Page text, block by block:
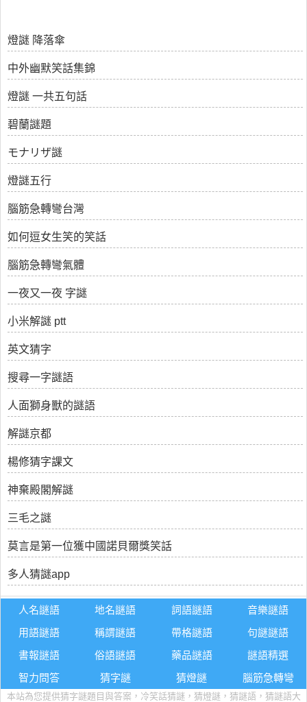
燈謎 降落傘
中外幽默笑話集錦
燈謎 一共五句話
碧蘭謎題
モナリザ謎
燈謎五行
腦筋急轉彎台灣
如何逗女生笑的笑話
腦筋急轉彎氣體
一夜又一夜 字謎
小米解謎 ptt
英文猜字
搜尋一字謎語
人面獅身獸的謎語
解謎京都
楊修猜字課文
神棄殿閣解謎
三毛之謎
莫言是第一位獲中國諾貝爾獎笑話
多人猜謎app
人名謎語 地名謎語 詞語謎語
音樂謎語
用語謎語
稱謂謎語 帶格謎語
句謎謎語
書報謎語
俗語謎語 藥品謎語
謎語精選
智力問答
猜字謎 猜燈謎 腦筋急轉彎
本站為您提供猜字謎題目與答案，冷笑話猜謎，猜燈謎，猜謎語，猜謎語大